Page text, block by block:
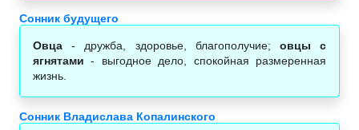
Сонник будущего
Овца - дружба, здоровье, благополучие; овцы с
ягнятами - выгодное дело, спокойная размеренная
жизнь.
Сонник Владислава Копалинского